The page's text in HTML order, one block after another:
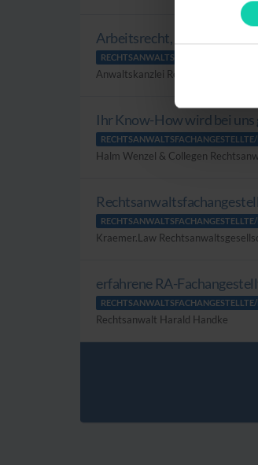
Arbeitsrecht, Strafrecht,
RECHTSANWALTSFACHANGESTELLTE/R
Anwaltskanzlei Rechtskraft
Ihr Know-How wird bei
RECHTSANWALTSFACHANGESTELLTE/
Halm Wenzel & Collegen
RECHTSANWALTSFACHANGESTELLTE/
Kraemer.Law
erfahrene RA-
RECHTSANWALTSFACHANGESTELLTE/
Rechtsanwalt Harald Handke